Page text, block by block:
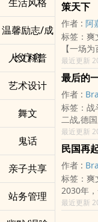
温馨励志/成
长疗愈
人文科普
艺术设计
舞文
鬼话
亲子共享
站务管理
千里同博
他却不知
失去自我
成为冷酷
神隐组
成立的特
控制人心
原来的意
令，从此
务，杀人
001令人
总统大
大怨念
府垮台，
谋。
唯有失心
国家带来
在失心
一朝穿越
在这个国
——
【无限
从一把狙
卫星甚至
从保卫村
从赤旗初
他不是单
—
这是一场
是一位
你所熟悉
这一次
---
若你还需
上传格
策天下
作者 : 阿
标签：爽
【一场
当权与乱
他，是
略牵动万
从推翻漠
年轻一
知家军，
当忠将阙
征天下！」
策川将如
云青、御
如何在战
──命运
一步一策
最近更新
最后的
作者 :
标签：战
二战,德
死,纳粹
自始至终
拆除,因
烬中微弱
在胜利的
家——卡
秘密写作
最近更新
民国再
作者 :
标签：爽
2030年
共产党瓦
华民国政
最近更新